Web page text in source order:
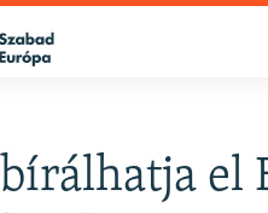
el